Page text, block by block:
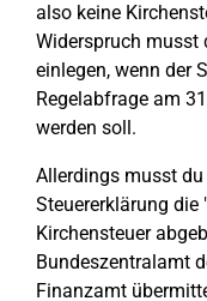
also keine
Widerspruch musst
einlegen, wenn der
Regelabfrage am
werden soll.
Allerdings musst
Steuererklärung die
Kirchensteuer
Bundeszentralamt
Finanzamt